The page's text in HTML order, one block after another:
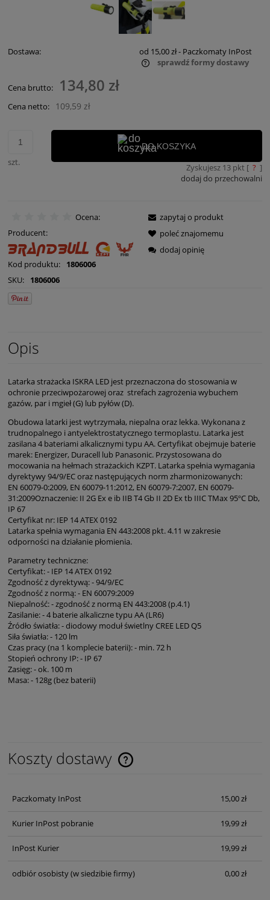
Dostawa: od 15,00 zł- Paczkomaty InPost
sprawdź formy dostawy
Cena brutto: 134,80 zł
Cena netto: 109,59 zł
szt.
DO KOSZYKA
Zyskujesz 13pkt [ ? ]
dodaj do przechowalni
Ocena:
Producent:
Kod produktu:
1806006
SKU:
1806006
zapytaj o produkt
poleć znajomemu
dodaj opinię
Opis
Latarka strażacka ISKRA LED jest przeznaczona do stosowania w
ochronie przeciwpożarowej oraz strefach zagrożenia wybuchem
gazów, par i mgieł (G) lub pyłów (D).
Obudowa latarki jest wytrzymała, niepalna oraz lekka. Wykonana z
trudnopalnego i antyelektrostatycznego termoplastu. Latarka jest
zasilana 4 bateriami alkalicznymi typu AA. Certyfikat obejmuje baterie
marek: Energizer, Duracell lub Panasonic. Przystosowana do
mocowania na hełmach strażackich KZPT. Latarka spełnia wymagania
dyrektywy 94/9/EC oraz następujących norm zharmonizowanych:
EN 60079-0:2009, EN 60079-11:2012, EN 60079-7:2007, EN 60079-
31:2009Oznaczenie: II 2G Ex e ib IIB T4 Gb II 2D Ex tb IIIC TMax 95ºC Db,
IP 67
Certyfikat nr: IEP 14 ATEX 0192
Latarka spełnia wymagania EN 443:2008 pkt. 4.11 w zakresie
odporności na działanie płomienia.
Parametry techniczne:
Certyfikat: - IEP 14 ATEX 0192
Zgodność z dyrektywą: - 94/9/EC
Zgodność z normą: - EN 60079:2009
Niepalność: - zgodność z normą EN 443:2008 (p.4.1)
Zasilanie: - 4 baterie alkaliczne typu AA (LR6)
Źródło światła: - diodowy moduł świetlny CREE LED Q5
Siła światła: - 120 lm
Czas pracy (na 1 komplecie baterii): - min. 72 h
Stopień ochrony IP: - IP 67
Zasięg: - ok. 100 m
Masa: - 128g (bez baterii)
Koszty dostawy
Cena nie zawiera ewentualnych kosztów płatności
Paczkomaty InPost 15,00 zł
Kurier InPost pobranie 19,99 zł
InPost Kurier 19,99 zł
odbiór osobisty(w siedzibie firmy) 0,00 zł